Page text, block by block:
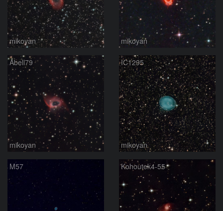
mikoyan mikoyan
Abell79
mikoyan
IC1295
mikoyan
M57 Kohoutek4-55